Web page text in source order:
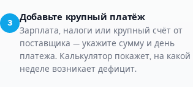
3
Добавьте крупный платёж
Зарплата, налоги или крупный счёт от
поставщика — укажите сумму и день
платежа. Калькулятор покажет, на какой
неделе возникает дефицит.